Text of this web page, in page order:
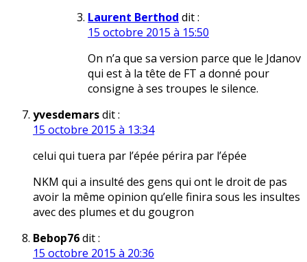
Laurent Berthod dit :
15 octobre 2015 à 15:50
On n’a que sa version parce que le Jdanov
qui est à la tête de FT a donné pour
consigne à ses troupes le silence.
yvesdemarsdit :
15 octobre 2015 à 13:34
celui qui tuera par l’épée périra par l’épée
NKM qui a insulté des gens qui ont le droit de pas
avoir la même opinion qu’elle finira sous les insultes
avec des plumes et du gougron
Bebop76dit :
15 octobre 2015 à 20:36